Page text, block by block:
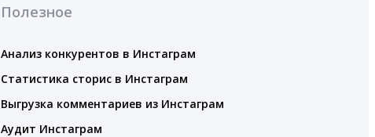
Полезное
Анализ конкурентов в Инстаграм
Статистика сторис в Инстаграм
Выгрузка комментариев из Инстаграм
Аудит Инстаграм